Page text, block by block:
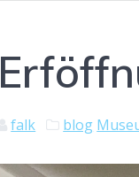
falk blog